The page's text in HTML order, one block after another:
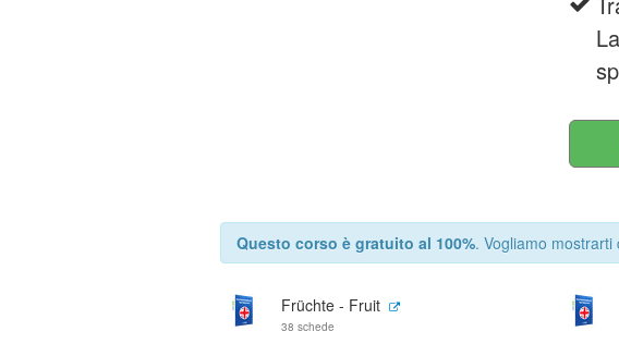
Questo corso è gratuito al 100%. Vogliamo
Früchte - Fruit
38 schede